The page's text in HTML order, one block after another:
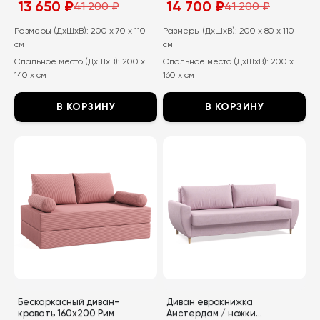
41 200₽
Первоначальная
составляла
41
200
₽.
13 650 ₽
Текущая
13
650
₽.
Размеры (ДхШхВ): 200 x 70 x 110
см
Спальное место (ДхШхВ): 200 x
140 x см
В КОРЗИНУ
несколько
вариаций.
Опции
можно
товара.
41 200₽
Первоначальная
составляла
200
₽.
14 700 ₽
Текущая
14
₽.
Размеры (ДхШхВ): 200 x 80 x 110
см
Спальное место (ДхШхВ): 200 x
160 x см
В КОРЗИНУ
несколько
вариаций.
Опции
можно
товара.
Бескаркасный диван-
кровать 160х200 Рим
Диван еврокнижка
Амстердам / ножки